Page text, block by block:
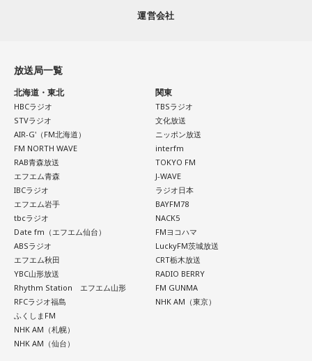
運営会社
放送局一覧
北海道・東北
HBCラジオ
STVラジオ
AIR-G'（FM北海道）
FM NORTH WAVE
RAB青森放送
エフエム青森
IBCラジオ
エフエム岩手
tbcラジオ
Date fm（エフエム仙台）
ABSラジオ
エフエム秋田
YBC山形放送
Rhythm Station エフエム山形
RFCラジオ福島
ふくしまFM
NHK AM（札幌）
NHK AM（仙台）
関東
TBSラジオ
文化放送
ニッポン放送
interfm
TOKYO FM
J-WAVE
ラジオ日本
BAYFM78
NACK5
FMヨコハマ
LuckyFM茨城放送
CRT栃木放送
RADIO BERRY
FM GUNMA
NHK AM（東京）